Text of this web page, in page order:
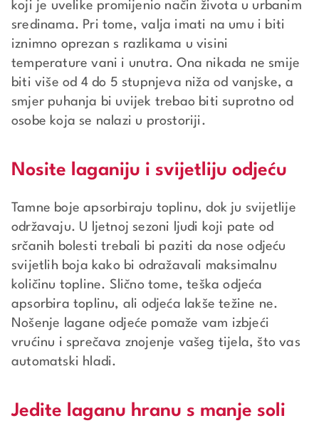
koji je uvelike promijenio način života u urbanim
sredinama. Pri tome, valja imati na umu i biti
iznimno oprezan s razlikama u visini
temperature vani i unutra. Ona nikada ne smije
biti više od 4 do 5 stupnjeva niža od vanjske, a
smjer puhanja bi uvijek trebao biti suprotno od
osobe koja se nalazi u prostoriji.
Nosite laganiju i svijetliju odjeću
Tamne boje apsorbiraju toplinu, dok ju svijetlije
održavaju. U ljetnoj sezoni ljudi koji pate od
srčanih bolesti trebali bi paziti da nose odjeću
svijetlih boja kako bi odražavali maksimalnu
količinu topline. Slično tome, teška odjeća
apsorbira toplinu, ali odjeća lakše težine ne.
Nošenje lagane odjeće pomaže vam izbjeći
vrućinu i sprečava znojenje vašeg tijela, što vas
automatski hladi.
Jedite laganu hranu s manje soli